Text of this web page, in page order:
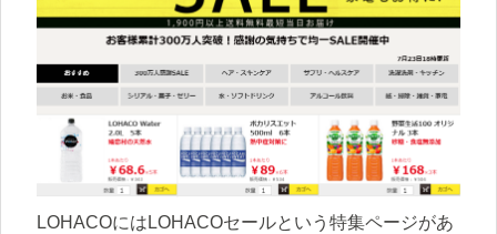
LOHACOにはLOHACOセールという特集ページがあ